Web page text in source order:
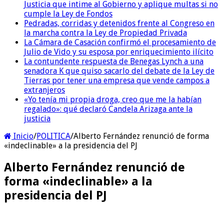
Justicia que intime al Gobierno y aplique multas si no
cumple la Ley de Fondos
Pedradas, corridas y detenidos frente al Congreso en
la marcha contra la Ley de Propiedad Privada
La Cámara de Casación confirmó el procesamiento de
Julio de Vido y su esposa por enriquecimiento ilícito
La contundente respuesta de Benegas Lynch a una
senadora K que quiso sacarlo del debate de la Ley de
Tierras por tener una empresa que vende campos a
extranjeros
«Yo tenía mi propia droga, creo que me la habían
regalado»: qué declaró Candela Arizaga ante la
justicia
Inicio/POLITICA/Alberto Fernández renunció de forma
«indeclinable» a la presidencia del PJ
Alberto Fernández renunció de
forma «indeclinable» a la
presidencia del PJ